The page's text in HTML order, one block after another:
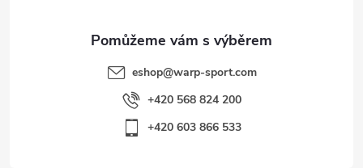
eshop@warp-sport.com
+420 568 824 200
+420 603 866 533